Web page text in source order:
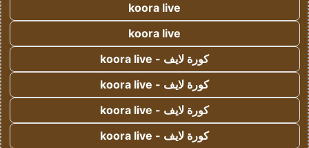
koora live
koora live
كورة لايف - koora live
كورة لايف - koora live
كورة لايف - koora live
كورة لايف - koora live